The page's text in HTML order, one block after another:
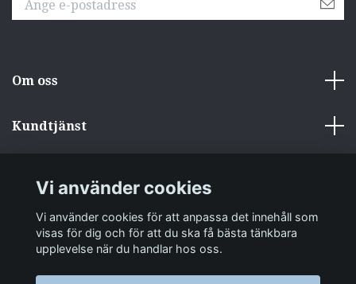
Om oss
Kundtjänst
Sociala medier
Vi använder cookies
Vi använder cookies för att anpassa det innehåll som
visas för dig och för att du ska få bästa tänkbara
upplevelse när du handlar hos oss.